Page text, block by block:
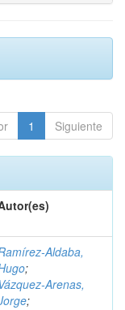
1 Siguiente
;
Vázquez‑Arenas,
;